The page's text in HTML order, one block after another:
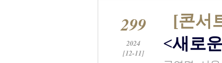
299
2024
[12-11]
[콘서
<새로